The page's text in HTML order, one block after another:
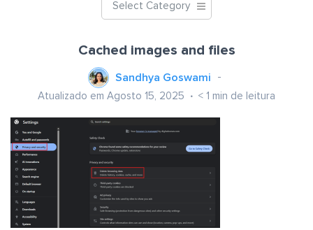
Select Category
Cached images and files
Sandhya Goswami
Atualizado em Agosto 15, 2025 < 1 min de leitura